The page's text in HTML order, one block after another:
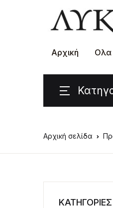
Αρχική Ολα
Αρχική σελίδα
ΚΑΤΗΓΟΡΙΕΣ